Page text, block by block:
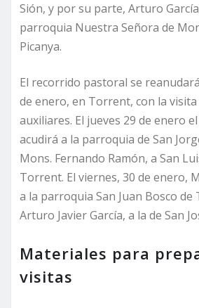
Sión, y por su parte, Arturo
parroquia Nuestra Señora de
Picanya.
El recorrido pastoral se
de enero, en Torrent, con la
auxiliares. El jueves 29 de enero
acudirá a la parroquia de San
Mons. Fernando Ramón, a San
Torrent. El viernes, 30 de enero,
a la parroquia San Juan Bosco de
Arturo Javier García, a la de San
Materiales para
visitas